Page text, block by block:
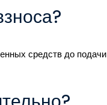
средств до подачи